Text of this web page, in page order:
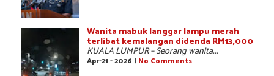
Wanita mabuk langgar lampu merah
terlibat kemalangan didenda RM13,000
KUALA LUMPUR – Seorang wanita...
Apr-21 - 2026 | No Comments